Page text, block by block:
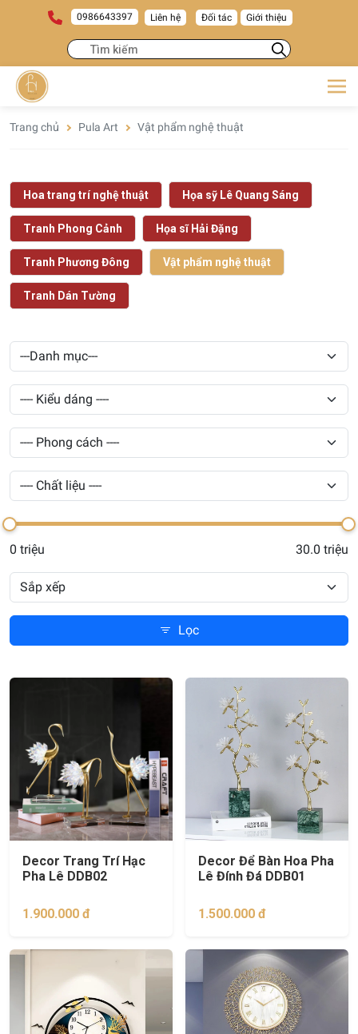
0986643397 Liên hệ Đối tác Giới thiệu
Trang chủ Pula Art Vật phẩm nghệ thuật
Hoa trang trí nghệ thuật Họa sỹ Lê Quang Sáng
Tranh Phong Cảnh Họa sĩ Hải Đặng
Tranh Phương Đông Vật phẩm nghệ thuật
Tranh Dán Tường
0 triệu 30.0 triệu
Lọc
Decor Trang Trí Hạc
Pha Lê DDB02
1.900.000 đ
Decor Để Bàn Hoa Pha
Lê Đính Đá DDB01
1.500.000 đ